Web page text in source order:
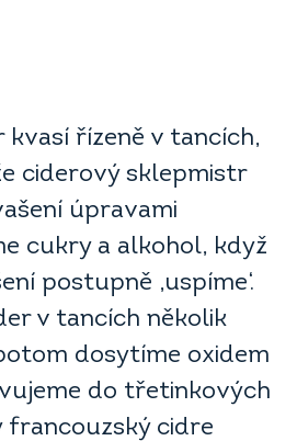
kvasí řízeně v tancích,
ciderový sklepmistr
úpravami
cukry a alkohol, když
postupně ‚uspíme‘.
v tancích několik
dosytíme oxidem
do třetinkových
francouzský cidre